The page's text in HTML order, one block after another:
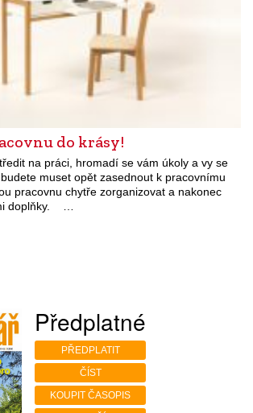
do krásy!
na práci, hromadí se vám úkoly a vy se
muset opět zasednout k pracovnímu
pracovnu chytře zorganizovat a nakonec
doplňky. …
Předplatné
PŘEDPLATIT
ČÍST
KOUPIT ČASOPIS